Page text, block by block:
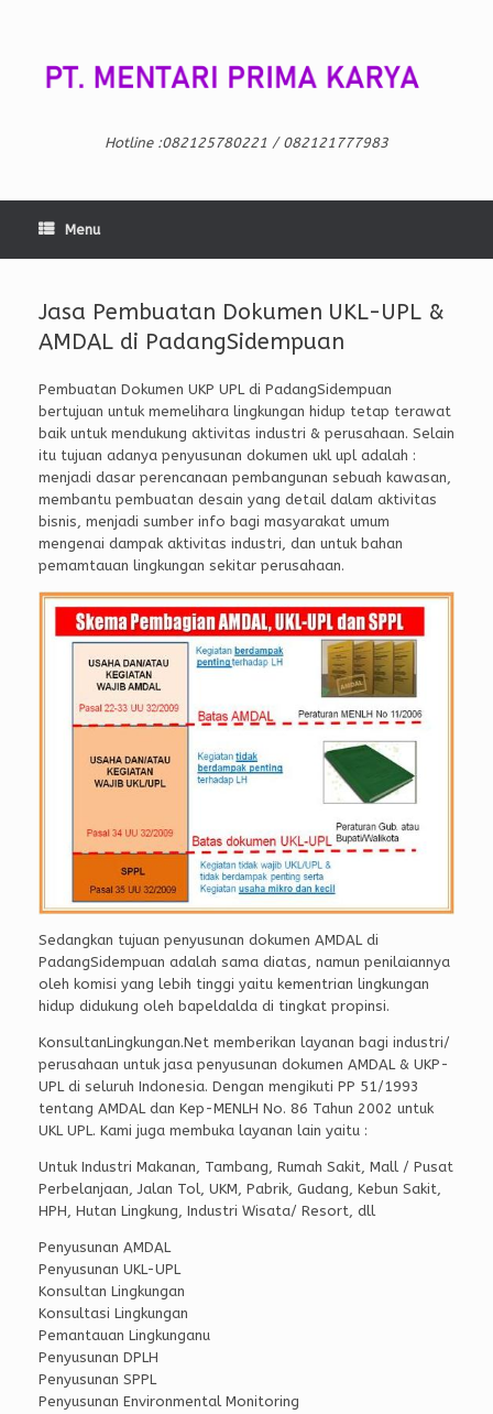
Hotline :082125780221 / 082121777983
Menu
Jasa Pembuatan Dokumen UKL-UPL &
AMDAL di PadangSidempuan
Pembuatan Dokumen UKP UPL di PadangSidempuan
bertujuan untuk memelihara lingkungan hidup tetap terawat
baik untuk mendukung aktivitas industri & perusahaan. Selain
itu tujuan adanya penyusunan dokumen ukl upl adalah :
menjadi dasar perencanaan pembangunan sebuah kawasan,
membantu pembuatan desain yang detail dalam aktivitas
bisnis, menjadi sumber info bagi masyarakat umum
mengenai dampak aktivitas industri, dan untuk bahan
pemamtauan lingkungan sekitar perusahaan.
Sedangkan tujuan penyusunan dokumen AMDAL di
PadangSidempuan adalah sama diatas, namun penilaiannya
oleh komisi yang lebih tinggi yaitu kementrian lingkungan
hidup didukung oleh bapeldalda di tingkat propinsi.
KonsultanLingkungan.Net memberikan layanan bagi industri/
perusahaan untuk jasa penyusunan dokumen AMDAL & UKP-
UPL di seluruh Indonesia. Dengan mengikuti PP 51/1993
tentang AMDAL dan Kep-MENLH No. 86 Tahun 2002 untuk
UKL UPL. Kami juga membuka layanan lain yaitu :
Untuk Industri Makanan, Tambang, Rumah Sakit, Mall / Pusat
Perbelanjaan, Jalan Tol, UKM, Pabrik, Gudang, Kebun Sakit,
HPH, Hutan Lingkung, Industri Wisata/ Resort, dll
Penyusunan AMDAL
Penyusunan UKL-UPL
Konsultan Lingkungan
Konsultasi Lingkungan
Pemantauan Lingkunganu
Penyusunan DPLH
Penyusunan SPPL
Penyusunan Environmental Monitoring